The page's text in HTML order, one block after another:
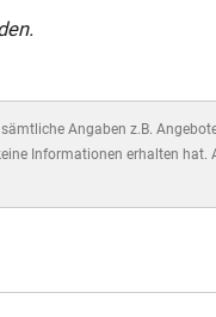
Angaben z.B.
Informationen erhalten hat.